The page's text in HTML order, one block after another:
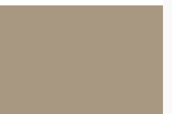
repete budúci rok : ...